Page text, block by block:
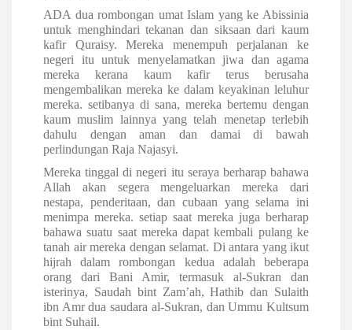
ADA dua rombongan umat Islam yang ke Abissinia
untuk menghindari tekanan dan siksaan dari kaum
kafir Quraisy. Mereka menempuh perjalanan ke
negeri itu untuk menyelamatkan jiwa dan agama
mereka kerana kaum kafir terus berusaha
mengembalikan mereka ke dalam keyakinan leluhur
mereka. setibanya di sana, mereka bertemu dengan
kaum muslim lainnya yang telah menetap terlebih
dahulu dengan aman dan damai di bawah
perlindungan Raja Najasyi.
Mereka tinggal di negeri itu seraya berharap bahawa
Allah akan segera mengeluarkan mereka dari
nestapa, penderitaan, dan cubaan yang selama ini
menimpa mereka. setiap saat mereka juga berharap
bahawa suatu saat mereka dapat kembali pulang ke
tanah air mereka dengan selamat. Di antara yang ikut
hijrah dalam rombongan kedua adalah beberapa
orang dari Bani Amir, termasuk al-Sukran dan
isterinya, Saudah bint Zam’ah, Hathib dan Sulaith
ibn Amr dua saudara al-Sukran, dan Ummu Kultsum
bint Suhail.